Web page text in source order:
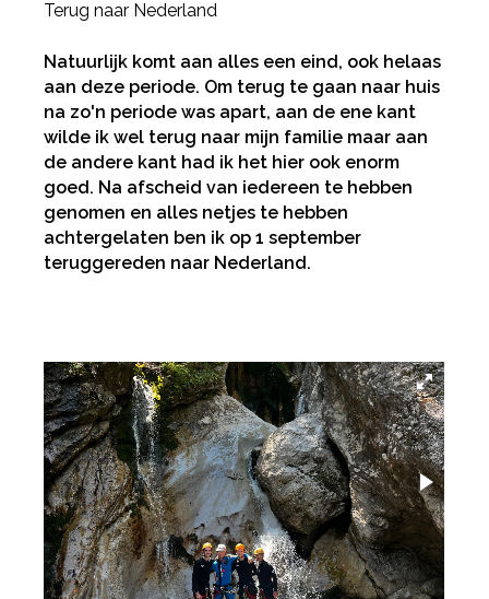
Terug naar Nederland
Natuurlijk komt aan alles een eind, ook helaas
aan deze periode. Om terug te gaan naar huis
na zo'n periode was apart, aan de ene kant
wilde ik wel terug naar mijn familie maar aan
de andere kant had ik het hier ook enorm
goed. Na afscheid van iedereen te hebben
genomen en alles netjes te hebben
achtergelaten ben ik op 1 september
teruggereden naar Nederland.